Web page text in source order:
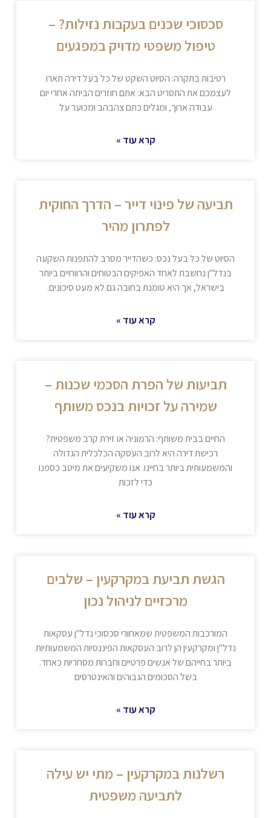
סכסוכי שכנים בעקבות נזילות? –
טיפול משפטי מדויק במפגעים
רטיבות בתקרה: הסיוט השקט של כל בעל דירה תארו
לעצמכם את התסריט הבא: אתם חוזרים הביתה אחרי יום
עבודה ארוך, ומגלים כתם צהבהב ומכוער על
קרא עוד »
תביעה של פינוי דייר – הדרך החוקית
לפתרון מהיר
הסיוט של כל בעל נכס: כשהדייר מסרב להתפנות השקעה
בנדל"ן נחשבת לאחד האפיקים הבטוחים והרווחיים ביותר
בישראל, אך היא טומנת בחובה גם לא מעט סיכונים.
קרא עוד »
תביעות של הפרת הסכמי שכנות –
שמירה על זכויות בנכס משותף
החיים בבית משותף: הרמוניה או זירת קרב משפטית?
רכישת דירה היא לרוב העסקה הכלכלית הגדולה
והמשמעותית ביותר בחיינו. אנו משקיעים את מיטב כספנו
כדי לזכות
קרא עוד »
הגשת תביעת במקרקעין – שלבים
מרכזיים לניהול נכון
המורכבות המשפטית שמאחורי סכסוכי נדל"ן עסקאות
נדל"ן ומקרקעין הן לרוב העסקאות הפיננסיות המשמעותיות
ביותר בחייהם של אנשים פרטיים וחברות מסחריות כאחד.
בשל הסכומים הגבוהים והאינטרסים
קרא עוד »
רשלנות במקרקעין – מתי יש עילה
לתביעה משפטית